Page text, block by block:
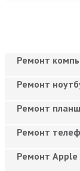
Ремонт
Ремонт
Ремонт
Ремонт
Ремонт Apple